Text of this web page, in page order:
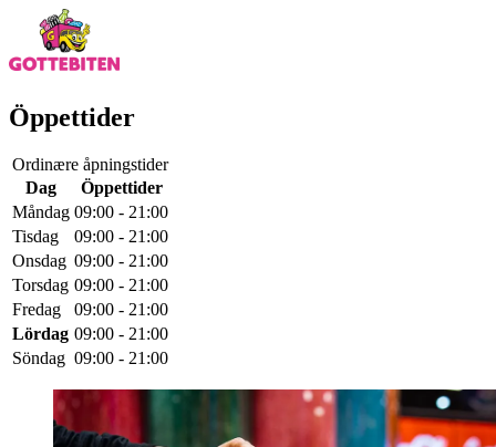
Öppettider
Ordinære åpningstider
Dag
Öppettider
Måndag 09:00 - 21:00
Tisdag
09:00 - 21:00
Onsdag 09:00 - 21:00
Torsdag 09:00 - 21:00
Fredag
09:00 - 21:00
Lördag 09:00 - 21:00
Söndag 09:00 - 21:00